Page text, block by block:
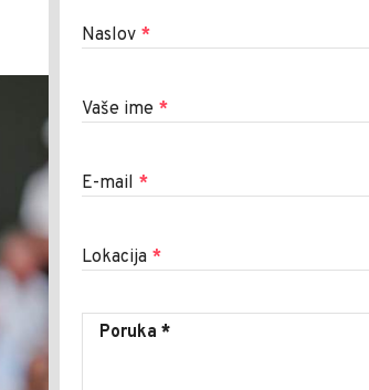
Naslov *
Vaše ime *
E-mail *
Lokacija *